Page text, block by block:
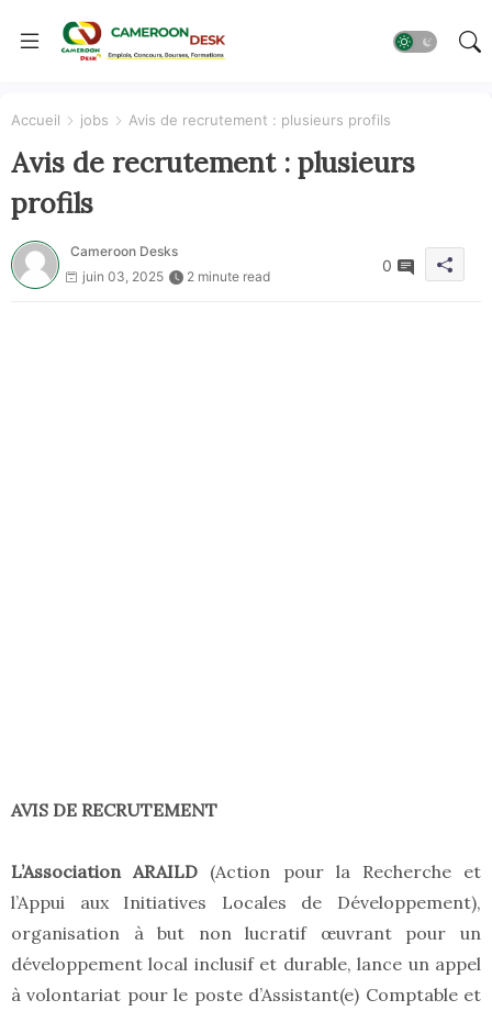
Accueil jobs Avis de recrutement : plusieurs profils
Avis de recrutement : plusieurs
profils
Cameroon Desks
juin 03, 2025
2 minute read
0
AVIS DE RECRUTEMENT
L’Association ARAILD (Action pour la Recherche et
l’Appui aux Initiatives Locales de Développement),
organisation à but non lucratif œuvrant pour un
développement local inclusif et durable, lance un appel
à volontariat pour le poste d’Assistant(e) Comptable et